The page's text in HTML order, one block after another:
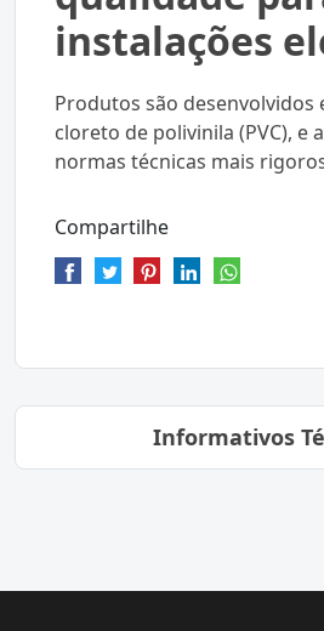
instalações
Produtos são desenvolvidos
cloreto de polivinila (PVC), e
normas técnicas mais
Compartilhe
Informativos